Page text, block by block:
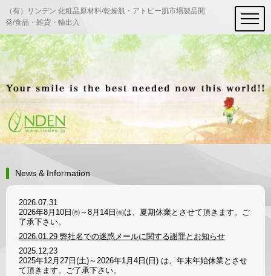
（有）リンデン 化粧品原材料/乾燥肌・アトピー肌市場製品開
発/食品・雑貨・輸出入
News & Information
2026.07.31
2026年8月10日㈪～8月14日㈮は、夏期休業とさせて頂きます。ご
了承下さい。
2026.01.29 弊社名での迷惑メールに関する謝罪とお知らせ
2025.12.23
2025年12月27日(土)～2026年1月4日(日) は、年末年始休業とさせ
て頂きます。ご了承下さい。